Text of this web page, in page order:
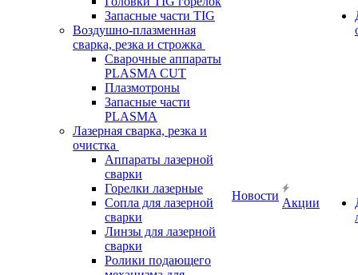
Запасные части TIG
Воздушно-плазменная
сварка, резка и строжка
Сварочные аппараты
PLASMA CUT
Плазмотроны
Запасные части
PLASMA
Лазерная сварка, резка и
очистка
Аппараты лазерной
сварки
Горелки лазерные
Сопла для лазерной
сварки
Линзы для лазерной
сварки
Ролики подающего
Новости
Акции